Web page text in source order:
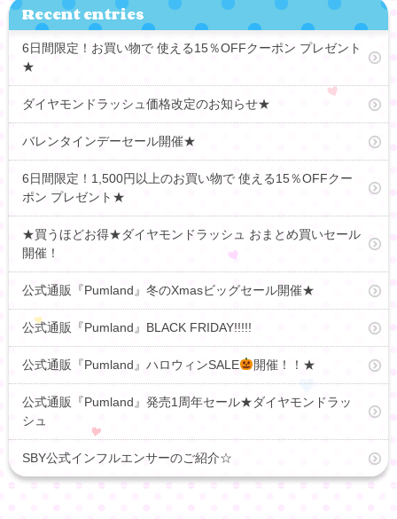
Recent entries
6日間限定！お買い物で 使える15％OFFクーポン プレゼント
★
ダイヤモンドラッシュ価格改定のお知らせ★
バレンタインデーセール開催★
6日間限定！1,500円以上のお買い物で 使える15％OFFクー
ポン プレゼント★
★買うほどお得★ダイヤモンドラッシュ おまとめ買いセール
開催！
公式通販『Pumland』冬のXmasビッグセール開催★
公式通販『Pumland』BLACK FRIDAY!!!!!
公式通販『Pumland』ハロウィンSALE 開催！！★
公式通販『Pumland』発売1周年セール★ダイヤモンドラッ
シュ
SBY公式インフルエンサーのご紹介☆